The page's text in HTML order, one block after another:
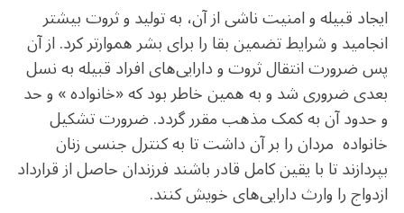
ایجاد قبیله و امنیت ناشی از آن، به تولید و ثروت بیشتر
انجامید و شرایط تضمین بقا را برای بشر هموارتر کرد. از آن
پس ضرورت انتقال ثروت و دارایی‌های افراد قبیله به نسل
بعدی ضروری شد و به همین خاطر بود که «خانواده » و حد
و حدود آن به کمک مذهب مقرر گردد. ضرورت تشکیل
خانواده مردان را بر آن داشت تا به کنترل جنسی زنان
بپردازند تا با یقین کامل قادر باشند فرزندان حاصل از قرارداد
ازدواج را وارث دارایی‌های خویش کنند.